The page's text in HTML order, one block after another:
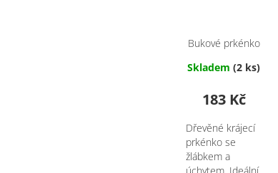
Bukové prkénko
žlábkem a
průměr 30 cm
Skladem(2 ks)
183 Kč
Dřevěné krájecí
prkénko se
žlábkem a